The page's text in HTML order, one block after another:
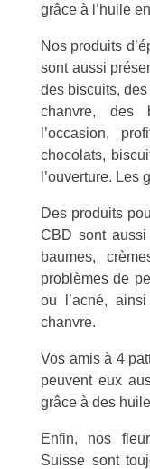
grâce à l’huile
Nos produits
sont aussi
des biscuits,
chanvre,
l’occasion,
chocolats,
l’ouverture. Les
Des produits
CBD sont
baumes,
problèmes de
ou l’acné,
chanvre.
Vos amis à 4
peuvent eux
grâce à des
Enfin, nos
Suisse sont